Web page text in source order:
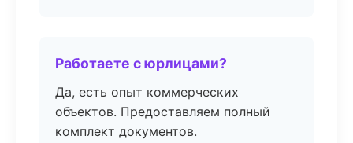
Работаете с юрлицами?
Да, есть опыт коммерческих
объектов. Предоставляем полный
комплект документов.